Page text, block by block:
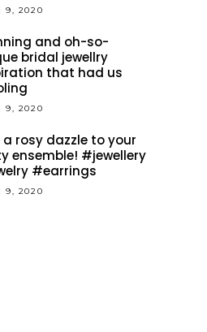
9, 2020
and oh-so-
bridal jewellry
that had us
9, 2020
a rosy dazzle to your
ensemble! #jewellery
#earrings
9, 2020